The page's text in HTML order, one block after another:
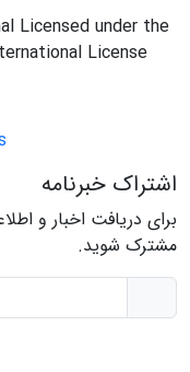
Licensed under the
License
اشتراک خبرنامه
برای دریافت اخبار و
مشترک شوید.